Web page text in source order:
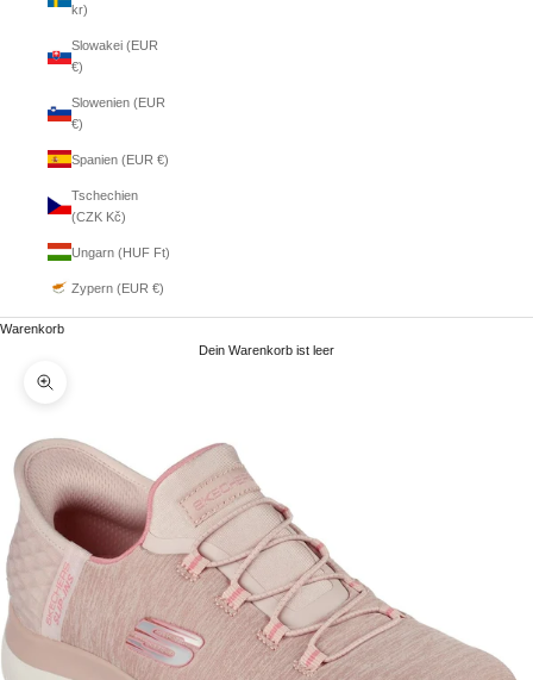
kr)
Slowakei (EUR
€)
Slowenien (EUR
€)
Spanien (EUR €)
Tschechien
(CZK Kč)
Ungarn (HUF Ft)
Zypern (EUR €)
Warenkorb
Dein Warenkorb ist leer
Bild vergrößern